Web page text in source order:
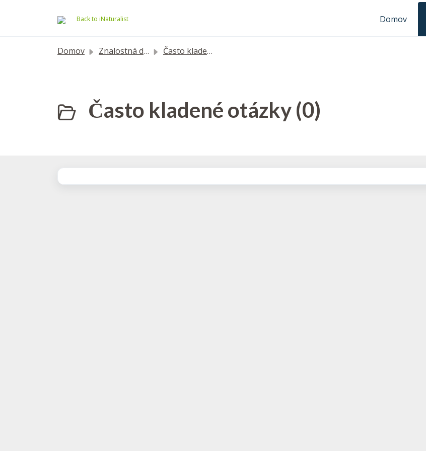
Back to iNaturalist Domov
Domov Znalostná databáza Často kladené otázky
Často kladené otázky (0)